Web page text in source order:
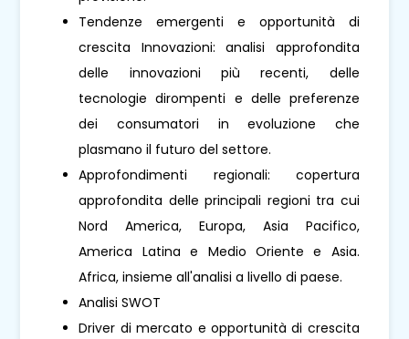
Tendenze emergenti e opportunità di
crescita Innovazioni: analisi approfondita
delle innovazioni più recenti, delle
tecnologie dirompenti e delle preferenze
dei consumatori in evoluzione che
plasmano il futuro del settore.
Approfondimenti regionali: copertura
approfondita delle principali regioni tra cui
Nord America, Europa, Asia Pacifico,
America Latina e Medio Oriente e Asia.
Africa, insieme all'analisi a livello di paese.
Analisi SWOT
Driver di mercato e opportunità di crescita